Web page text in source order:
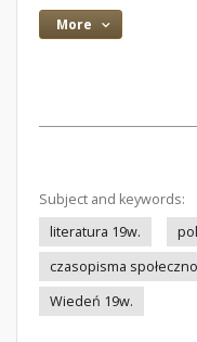
More
Subject and keywords:
literatura 19w.
czasopisma
Wiedeń 19w.